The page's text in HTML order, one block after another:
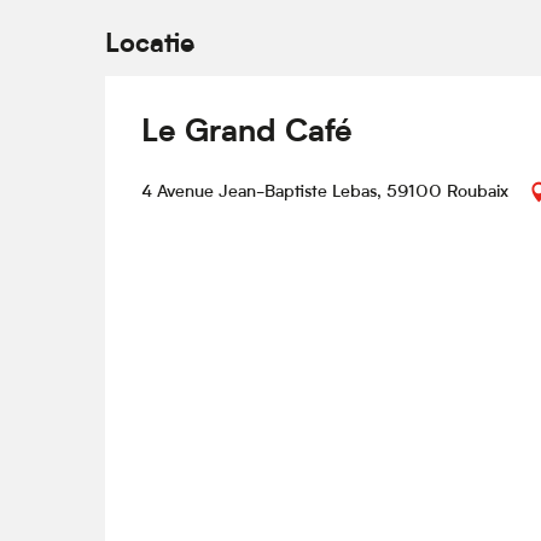
Locatie
Le Grand Café
4 Avenue Jean-Baptiste Lebas, 59100 Roubaix